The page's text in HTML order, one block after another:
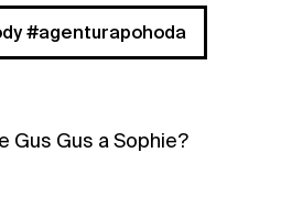
#agenturapohoda
Gus Gus a Sophie?